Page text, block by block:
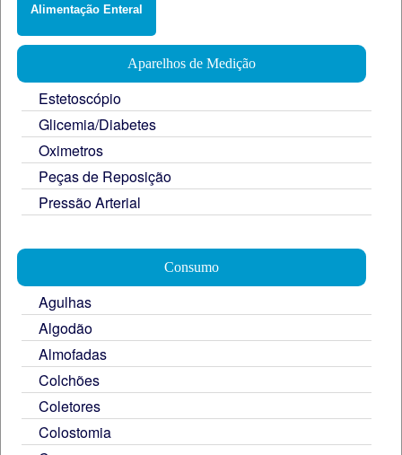
Alimentação Enteral
Aparelhos de Medição
Estetoscópio
Glicemia/Diabetes
Oximetros
Peças de Reposição
Pressão Arterial
Consumo
Agulhas
Algodão
Almofadas
Colchões
Coletores
Colostomia